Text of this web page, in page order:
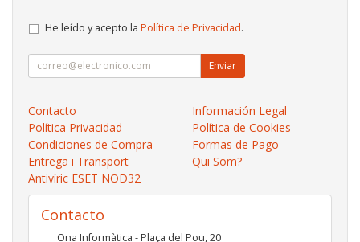
He leído y acepto la Política de Privacidad.
Enviar
Contacto
Información Legal
Política Privacidad
Política de Cookies
Condiciones de Compra
Formas de Pago
Entrega i Transport
Qui Som?
Antivíric ESET NOD32
Contacto
Ona Informàtica - Plaça del Pou, 20